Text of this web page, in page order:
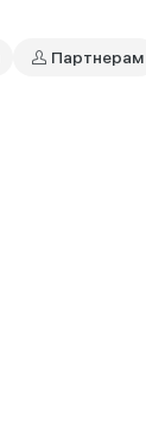
Партнерам